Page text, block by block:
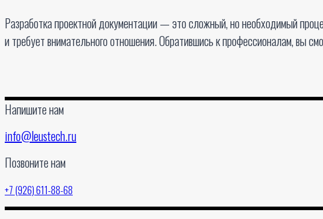
Разработка проектной документации — это сложный, но необходимый
и требует внимательного отношения. Обратившись к профессионалам, вы
Напишите нам
info@leustech.ru
Позвоните нам
+7 (926) 611-88-68